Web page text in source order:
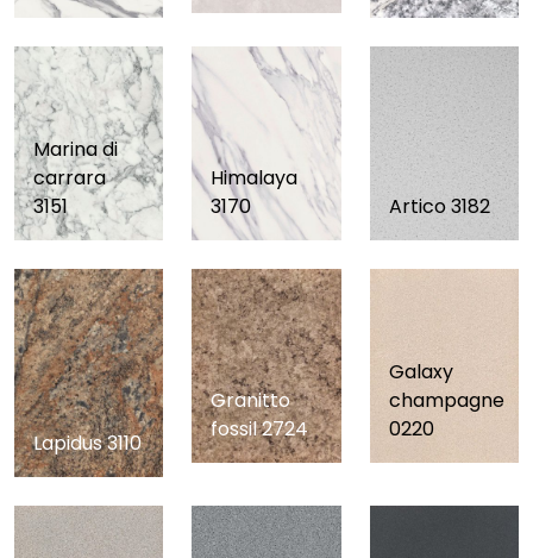
Marina di
carrara
3151
Himalaya
3170
Artico 3182
Lapidus 3110
Granitto
fossil 2724
Galaxy
champagne
0220